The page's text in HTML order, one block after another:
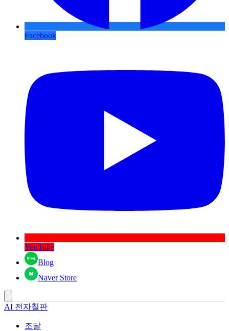
Facebook
YouTube
Blog
Naver Store
AI 전자칠판
조달